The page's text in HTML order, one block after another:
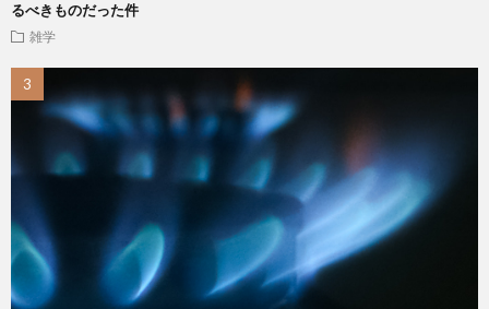
るべきものだった件
雑学